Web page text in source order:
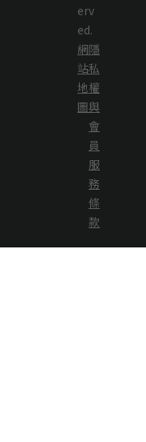
erv
ed.
網
站
地
圖
隱
私
權
與
會
員
服
務
條
款